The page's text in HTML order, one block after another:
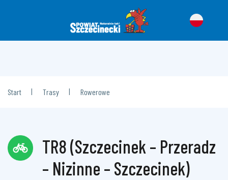
Start | Trasy | Rowerowe
TR8 (Szczecinek – Przeradz
– Nizinne – Szczecinek)